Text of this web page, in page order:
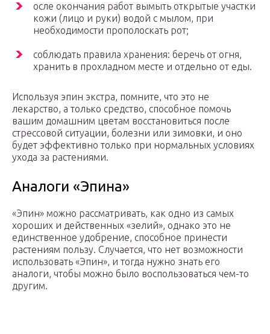
осле окончания работ вымыть открытые участки
кожи (лицо и руки) водой с мылом, при
необходимости прополоскать рот;
соблюдать правила хранения: беречь от огня,
хранить в прохладном месте и отдельно от еды.
Используя эпин экстра, помните, что это не
лекарство, а только средство, способное помочь
вашим домашним цветам восстановиться после
стрессовой ситуации, болезни или зимовки, и оно
будет эффективно только при нормальных условиях
ухода за растениями.
Аналоги «Эпина»
«Эпин» можно рассматривать, как одно из самых
хороших и действенных «зелий», однако это не
единственное удобрение, способное принести
растениям пользу. Случается, что нет возможности
использовать «Эпин», и тогда нужно знать его
аналоги, чтобы можно было воспользоваться чем-то
другим.